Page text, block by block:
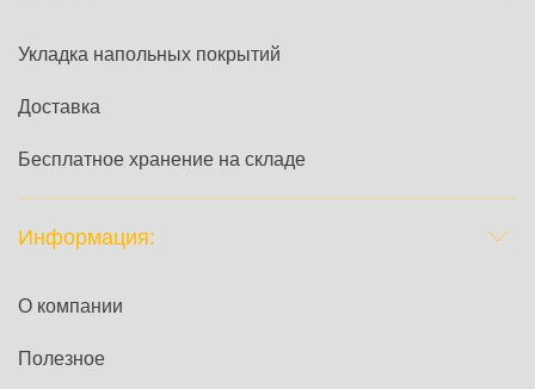
Укладка напольных покрытий
Доставка
Бесплатное хранение на складе
Информация:
О компании
Полезное